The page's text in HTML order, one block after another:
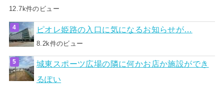
12.7k件のビュー
ピオレ姫路の入口に気になるお知らせが…
8.2k件のビュー
城東スポーツ広場の隣に何かお店か施設ができ
るぽい